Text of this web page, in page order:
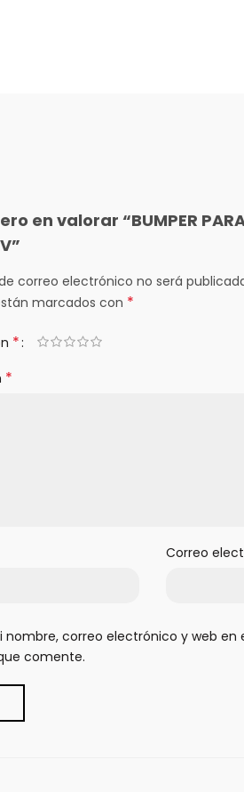
en valorar “BUMPER PARA
correo electrónico no será
marcados con *
*
*
Correo
nombre, correo electrónico y web en
comente.